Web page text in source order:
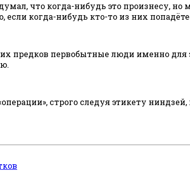
что когда-нибудь это произнесу,
когда-нибудь кто-то из них
предков первобытные люди именно
строго следуя этикету